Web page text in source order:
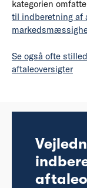
kategorien
til indberetning af
Se også ofte
aftaleoversigter